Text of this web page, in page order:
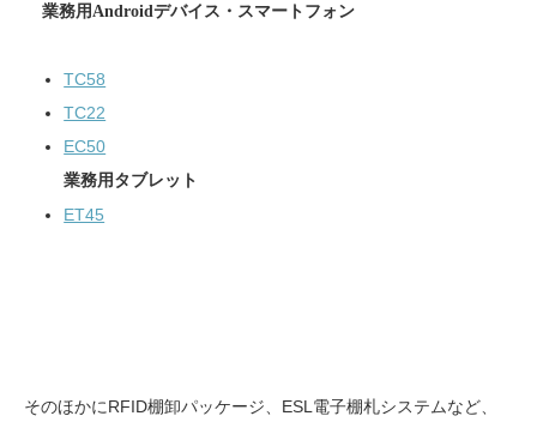
業務用Androidデバイス・スマートフォン
TC58
TC22
EC50
業務用タブレット
ET45
そのほかにRFID棚卸パッケージ、ESL電子棚札システムなど、